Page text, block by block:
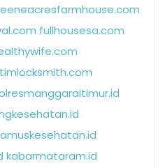
fullhousesa.com
kabarmataram.id